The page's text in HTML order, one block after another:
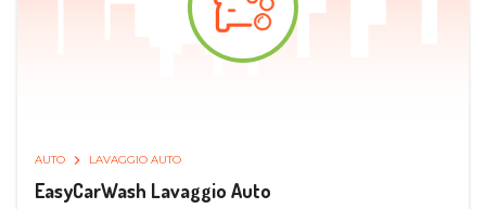
AUTO LAVAGGIO AUTO
EasyCarWash Lavaggio Auto